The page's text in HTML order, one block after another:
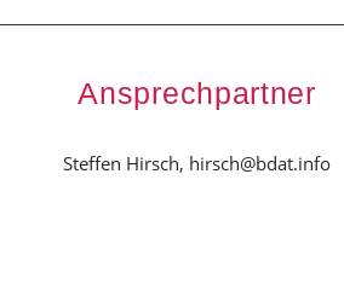
Ansprechpartner
Steffen Hirsch, hirsch@bdat.info